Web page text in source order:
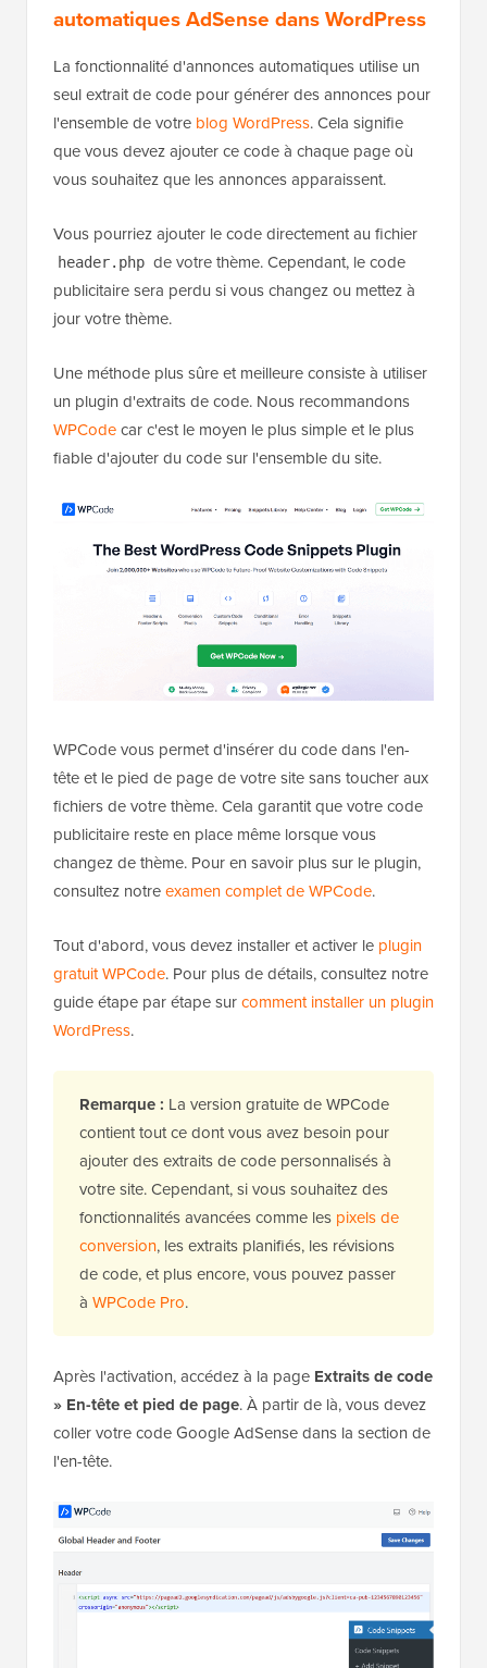
automatiques AdSense dans WordPress
La fonctionnalité d'annonces automatiques utilise un
seul extrait de code pour générer des annonces pour
l'ensemble de votre blog WordPress. Cela signifie
que vous devez ajouter ce code à chaque page où
vous souhaitez que les annonces apparaissent.
Vous pourriez ajouter le code directement au fichier
header.php de votre thème. Cependant, le code
publicitaire sera perdu si vous changez ou mettez à
jour votre thème.
Une méthode plus sûre et meilleure consiste à utiliser
un plugin d'extraits de code. Nous recommandons
WPCodecar c'est le moyen le plus simple et le plus
fiable d'ajouter du code sur l'ensemble du site.
WPCode vous permet d'insérer du code dans l'en-
tête et le pied de page de votre site sans toucher aux
fichiers de votre thème. Cela garantit que votre code
publicitaire reste en place même lorsque vous
changez de thème. Pour en savoir plus sur le plugin,
consultez notreexamen complet de WPCode.
Tout d'abord, vous devez installer et activer le plugin
gratuit WPCode. Pour plus de détails, consultez notre
guide étape par étape surcomment installer un plugin
WordPress.
Remarque : La version gratuite de WPCode
contient tout ce dont vous avez besoin pour
ajouter des extraits de code personnalisés à
votre site. Cependant, si vous souhaitez des
fonctionnalités avancées comme les pixels de
conversion, les extraits planifiés, les révisions
de code, et plus encore, vous pouvez passer
à WPCode Pro.
Après l'activation, accédez à la page Extraits de code
» En-tête et pied de page. À partir de là, vous devez
coller votre code Google AdSense dans la section de
l'en-tête.